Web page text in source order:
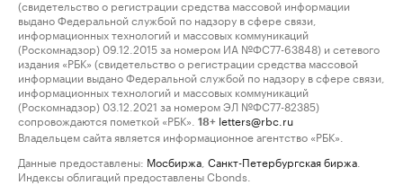
(свидетельство о регистрации средства массовой информации
выдано Федеральной службой по надзору в сфере связи,
информационных технологий и массовых коммуникаций
(Роскомнадзор) 09.12.2015 за номером ИА №ФС77-63848) и сетевого
издания «РБК» (свидетельство о регистрации средства массовой
информации выдано Федеральной службой по надзору в сфере связи,
информационных технологий и массовых коммуникаций
(Роскомнадзор) 03.12.2021 за номером ЭЛ №ФС77-82385)
сопровождаются пометкой «РБК».
18+ letters@rbc.ru
Владельцем сайта является информационное агентство «РБК».
Данные предоставлены: Мосбиржа Санкт-Петербургская биржа
Индексы облигаций предоставлены Cbonds.